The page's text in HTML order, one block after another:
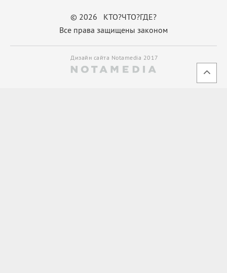
© 2026 КТО?ЧТО?ГДЕ?
Все права защищены законом
Дизайн сайта Notamedia 2017